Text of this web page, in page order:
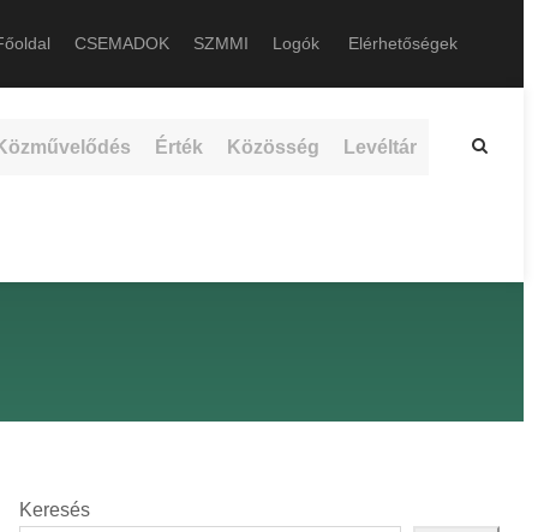
CSEMADOK SZMMI Logók Elérhetőségek
Érték Közösség Levéltár
Keresés